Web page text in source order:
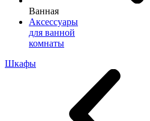
Ванная
Аксессуары
для ванной
комнаты
Шкафы